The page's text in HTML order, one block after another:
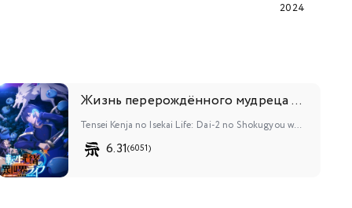
2024
Жизнь перерождённого мудреца в другом мире. Получение второй профессии и становление сильнейшим
Tensei Kenja no Isekai Life: Dai-2 no Shokugyou wo Ete, Sekai Saikyou ni Narimashita
6.31(6051)